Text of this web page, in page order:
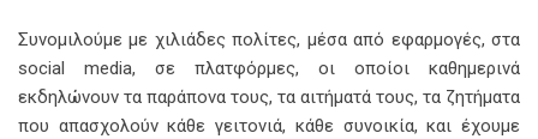
Συνομιλούμε με χιλιάδες πολίτες, μέσα από εφαρμογές, στα
social media, σε πλατφόρμες, οι οποίοι καθημερινά
εκδηλώνουν τα παράπονα τους, τα αιτήματά τους, τα ζητήματα
που απασχολούν κάθε γειτονιά, κάθε συνοικία, και έχουμε